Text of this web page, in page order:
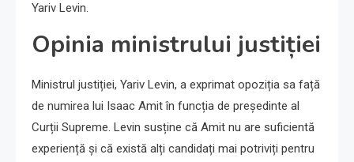
Yariv Levin.
Opinia ministrului justiției
Ministrul justiției, Yariv Levin, a exprimat opoziția sa față
de numirea lui Isaac Amit în funcția de președinte al
Curții Supreme. Levin susține că Amit nu are suficientă
experiență și că există alți candidați mai potriviți pentru